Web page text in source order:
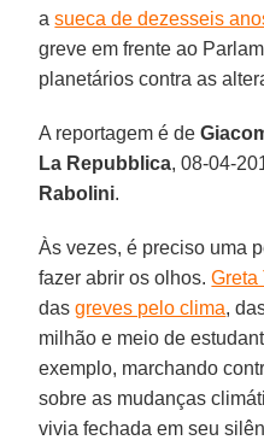
asueca de dezesseis
greve em frente ao
planetários contra as
A reportagem é de
La Repubblica, 08-04-
Rabolini.
Às vezes, é preciso uma
fazer abrir os olhos.Greta
dasgreves pelo clima,
milhão e meio de
exemplo, marchando
sobre as mudanças
vivia fechada em seu